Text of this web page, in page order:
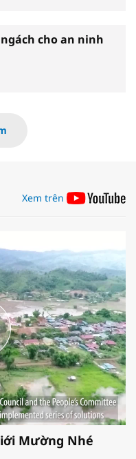
cho an ninh
Xem trên
Mường Nhé